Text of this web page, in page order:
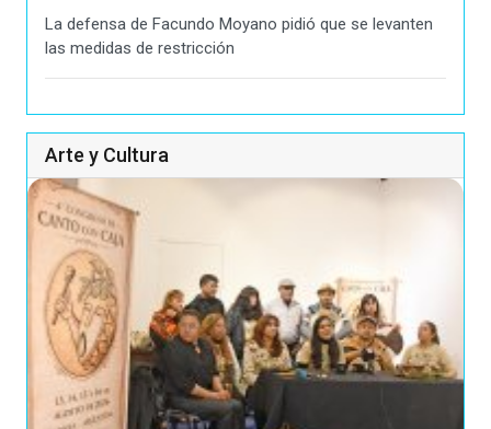
La defensa de Facundo Moyano pidió que se levanten
las medidas de restricción
Arte y Cultura